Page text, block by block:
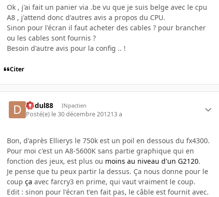
Ok , j'ai fait un panier via .be vu que je suis belge avec le cpu
A8 , j'attend donc d'autres avis a propos du CPU.
Sinon pour l'écran il faut acheter des cables ? pour brancher
ou les cables sont fournis ?
Besoin d'autre avis pour la config .. !
Citer
dudul88 INpactien
Posté(e) le 30 décembre 201213 a
Bon, d'après Ellierys le 750k est un poil en dessous du fx4300.
Pour moi c'est un A8-5600K sans partie graphique qui en
fonction des jeux, est plus ou moins au niveau d'un G2120.
Je pense que tu peux partir la dessus. Ça nous donne pour le
coup ça avec farcry3 en prime, qui vaut vraiment le coup.
Edit : sinon pour l'écran t'en fait pas, le câble est fournit avec.